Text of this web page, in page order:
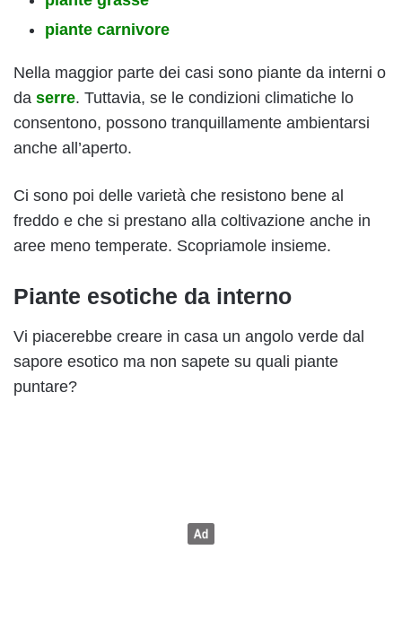
piante carnivore
Nella maggior parte dei casi sono piante da interni o
da serre. Tuttavia, se le condizioni climatiche lo
consentono, possono tranquillamente ambientarsi
anche all’aperto.
Ci sono poi delle varietà che resistono bene al
freddo e che si prestano alla coltivazione anche in
aree meno temperate. Scopriamole insieme.
Piante esotiche da interno
Vi piacerebbe creare in casa un angolo verde dal
sapore esotico ma non sapete su quali piante
puntare?